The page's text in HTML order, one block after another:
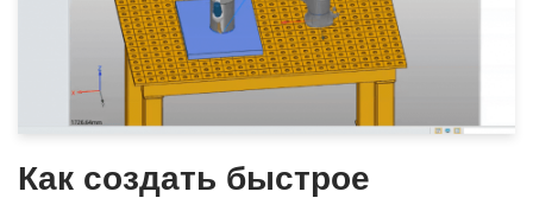
Как создать быстрое